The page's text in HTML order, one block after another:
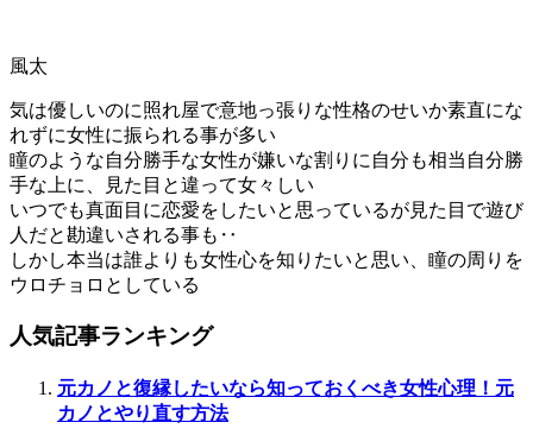
風太
気は優しいのに照れ屋で意地っ張りな性格のせいか素直にな
れずに女性に振られる事が多い
瞳のような自分勝手な女性が嫌いな割りに自分も相当自分勝
手な上に、見た目と違って女々しい
いつでも真面目に恋愛をしたいと思っているが見た目で遊び
人だと勘違いされる事も‥
しかし本当は誰よりも女性心を知りたいと思い、瞳の周りを
ウロチョロとしている
人気記事ランキング
元カノと復縁したいなら知っておくべき女性心理！元
カノとやり直す方法